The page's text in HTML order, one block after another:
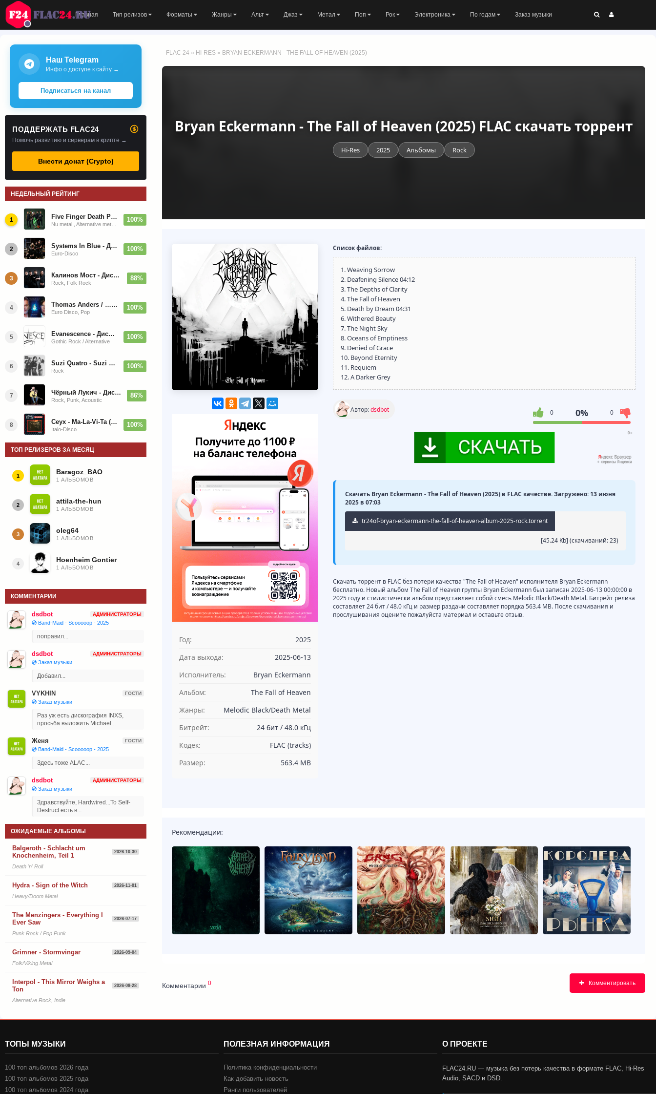
Главная Тип релизов Форматы Жанры Альт Джаз Метал Поп Рок Электроника По годам Заказ музыки
FLAC 24 » HI-RES » BRYAN ECKERMANN - THE FALL OF HEAVEN (2025)
Bryan Eckermann - The Fall of Heaven (2025) FLAC скачать торрент
Hi-Res 2025 Альбомы Rock
Год:
2025
Дата выхода:
2025-06-13
Исполнитель:
Bryan Eckermann
Альбом:
The Fall of Heaven
Жанры:
Melodic Black/Death Metal
Битрейт:
24 бит / 48.0 кГц
Кодек:
FLAC (tracks)
Размер:
563.4 MB
Список файлов:
1. Weaving Sorrow
2. Deafening Silence 04:12
3. The Depths of Clarity
4. The Fall of Heaven
5. Death by Dream 04:31
6. Withered Beauty
7. The Night Sky
8. Oceans of Emptiness
9. Denied of Grace
10. Beyond Eternity
11. Requiem
12. A Darker Grey
Автор:dsdbot 0 0% 0
Скачать Bryan Eckermann - The Fall of Heaven (2025) в FLAC качестве. Загружено: 13 июня
2025 в 07:03
tr24of-bryan-eckermann-the-fall-of-heaven-album-2025-rock.torrent
[45.24 Kb] (cкачиваний: 23)
Скачать торрент в FLAC без потери качества "The Fall of Heaven" исполнителя Bryan Eckermann
бесплатно. Новый альбом The Fall of Heaven группы Bryan Eckermann был записан 2025-06-13 00:00:00 в
2025 году и стилистически альбом представляет собой смесь Melodic Black/Death Metal. Битрейт релиза
составляет 24 бит / 48.0 кГц и размер раздачи составляет порядка 563.4 MB. После скачивания и
прослушивания оцените пожалуйста материал и оставьте отзыв.
Рекомендации:
Комментарии 0 Комментировать
Наш Telegram
Инфо о доступе к сайту →
Подписаться на канал
ПОДДЕРЖАТЬ FLAC24
Помочь развитию и серверам в крипте →
Внести донат (Crypto)
НЕДЕЛЬНЫЙ РЕЙТИНГ
1 Five Finger Death Punch - Дискография (2008-2026) 100%
2 Systems In Blue - Дискография (2020-2026)
Euro-Disco
100%
3 Калинов Мост - Дискография (1986-2026)
Rock, Folk Rock
88%
4 Thomas Anders / … Sings Modern Talking: The Best hi-res
Euro Disco, Pop
100%
5 Evanescence - Дискография (1998-2026)
Gothic Rock / Alternative
100%
6 Suzi Quatro - Suzi Quatro (Bonus Tracks, Remaster) 1973/2022
Rock
100%
7 Чёрный Лукич - Дискография (1987-2014)
Rock, Punk, Acoustic
86%
8 Ceyx - Ma-La-Vi-Ta (12'' Maxi-Single)
Italo-Disco
100%
ТОП РЕЛИЗЕРОВ ЗА МЕСЯЦ
1 Baragoz_BAO
1 АЛЬБОМОВ
2 attila-the-hun
1 АЛЬБОМОВ
3 oleg64
1 АЛЬБОМОВ
4 Hoenheim Gontier
1 АЛЬБОМОВ
КОММЕНТАРИИ
dsdbot АДМИНИСТРАТОРЫ
💿 Band-Maid - Scooooop - 2025
поправил...
dsdbot АДМИНИСТРАТОРЫ
💿 Заказ музыки
Добавил...
VYKHIN ГОСТИ
💿 Заказ музыки
Раз уж есть дискография INXS,
просьба выложить Michael...
Женя ГОСТИ
💿 Band-Maid - Scooooop - 2025
Здесь тоже ALAC...
dsdbot АДМИНИСТРАТОРЫ
💿 Заказ музыки
Здравствуйте, Hardwired...To Self-
Destruct есть в...
ОЖИДАЕМЫЕ АЛЬБОМЫ
Balgeroth - Schlacht um
Knochenheim, Teil 1
2026-10-30
Death 'n' Roll
Hydra - Sign of the Witch 2026-11-01
Heavy/Doom Metal
The Menzingers - Everything I
Ever Saw
2026-07-17
Punk Rock / Pop Punk
Grimner - Stormvingar 2026-09-04
Folk/Viking Metal
Interpol - This Mirror Weighs a
Ton
2026-08-28
Alternative Rock, Indie
ТОПЫ МУЗЫКИ
100 топ альбомов 2026 года
100 топ альбомов 2025 года
100 топ альбомов 2024 года
ПОЛЕЗНАЯ ИНФОРМАЦИЯ
Политика конфиденциальности
Как добавить новость
Ранги пользователей
О ПРОЕКТЕ
FLAC24.RU — музыка без потерь качества в формате FLAC, Hi-Res
Audio, SACD и DSD.